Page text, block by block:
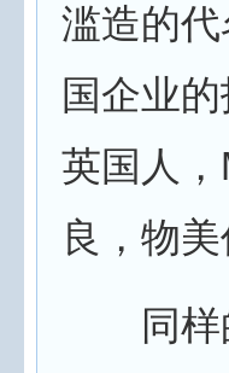
滥造的
国企业
英国人
良，物美
同样的